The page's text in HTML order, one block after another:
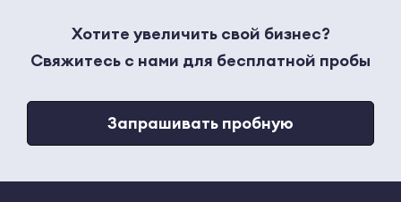
Хотите увеличить свой бизнес?
Свяжитесь с нами для бесплатной пробы
Запрашивать пробную